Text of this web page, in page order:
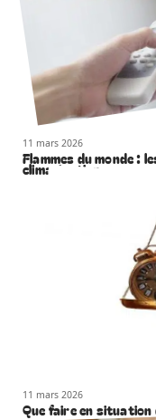
11 mars 2026
Flammes du monde :
climatisation
11 mars 2026
Que faire en situation